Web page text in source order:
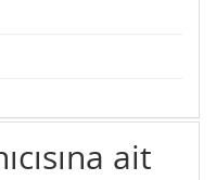
ait